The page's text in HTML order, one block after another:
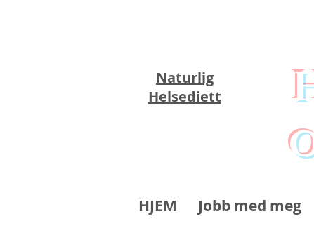
Naturlig
Helsediett
HJEM Jobb med meg